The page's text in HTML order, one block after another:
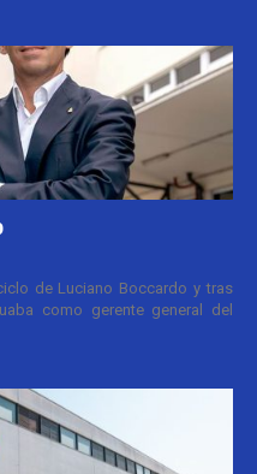
de Luciano Boccardo y tras
como gerente general del